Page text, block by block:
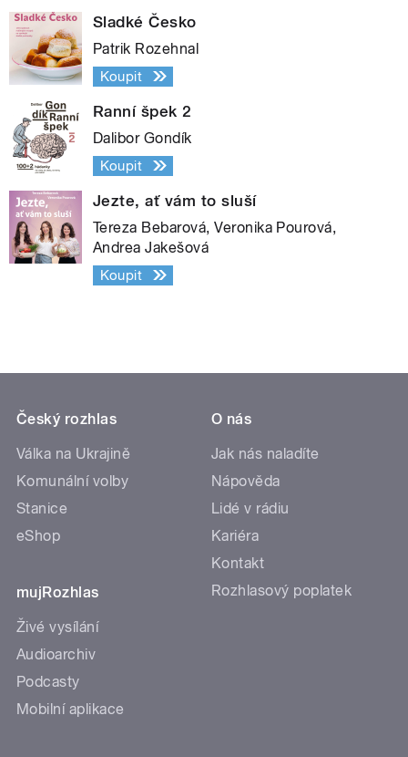
Sladké Česko
Patrik Rozehnal
Koupit
Ranní špek 2
Dalibor Gondík
Koupit
Jezte, ať vám to sluší
Tereza Bebarová, Veronika Pourová,
Andrea Jakešová
Koupit
Český rozhlas
Válka na Ukrajině
Komunální volby
Stanice
eShop
mujRozhlas
Živé vysílání
Audioarchiv
Podcasty
Mobilní aplikace
O nás
Jak nás naladíte
Nápověda
Lidé v rádiu
Kariéra
Kontakt
Rozhlasový poplatek